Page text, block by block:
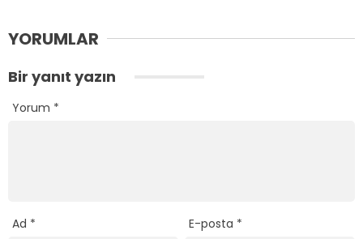
YORUMLAR
Bir yanıt yazın
Yorum *
Ad * E-posta *